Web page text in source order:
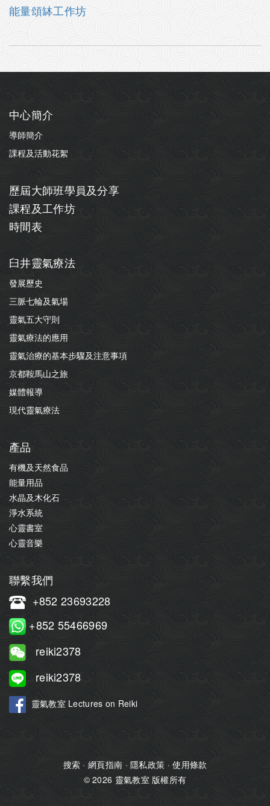
能量頌缽工作坊
中心簡介
導師簡介
課程及活動花絮
歷屆大師班學員及分享
課程及工作坊
時間表
臼井靈氣療法
發展歷史
三脈七輪及氣場
靈氣五大守則
靈氣療法的應用
靈氣治療的基本步驟及注意事項
京都鞍馬山之旅
媒體報導
現代靈氣療法
產品
有機及天然食品
能量用品
水晶及木化石
淨水系統
心靈書室
心靈音樂
聯繫我們
+852 23693228
+852 55466969
reiki2378
reiki2378
靈氣教室 Lectures on Reiki
搜索 ·網頁指南 ·隱私政策 ·使用條款
© 2026 靈氣教室 版權所有